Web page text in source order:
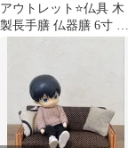
アウトレット⭐️仏具 木
製長手膳 仏器膳 6寸 紫